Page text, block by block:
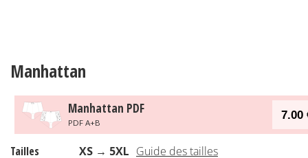
Manhattan
Manhattan PDF
PDF A+B
7.00
Tailles XS → 5XL Guide des tailles